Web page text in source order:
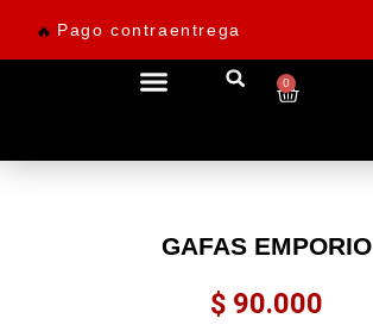
🔥 Pago contraentrega
0
GAFAS EMPORIO
$90.000